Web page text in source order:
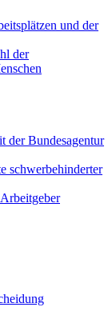
und der
der
der Bundesagentur
schwerbehinderter